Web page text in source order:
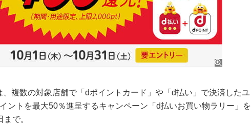
複数の対象店舗で「dポイントカード」や「d払い」で決済したユ
ントを最大50％進呈するキャンペーン「d払いお買い物ラリー」を
で。